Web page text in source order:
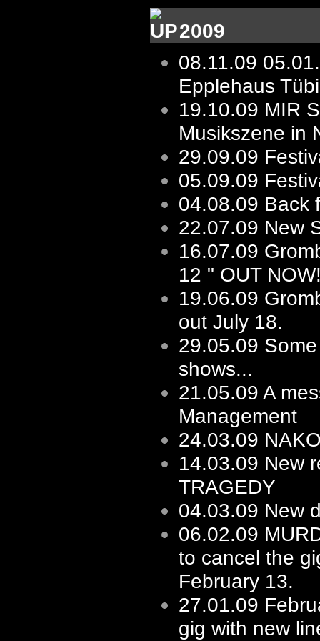
2009
08.11.09
Epplehaus
19.10.09 MIR
Musikszene in
29.09.09
05.09.09
04.08.09 Back
22.07.09 New
16.07.09
12 " OUT
19.06.09
out July 18.
29.05.09
shows...
21.05.09 A
Management
24.03.09
14.03.09 New
TRAGEDY
04.03.09 New
06.02.09
to cancel the
February 13.
27.01.09
gig with new